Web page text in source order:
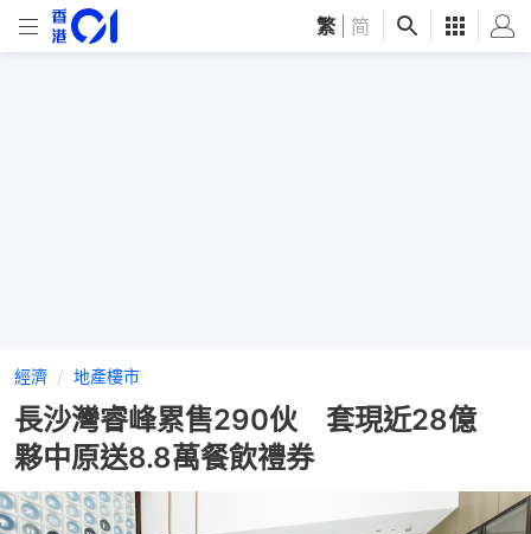
繁 简
經濟 地產樓市
長沙灣睿峰累售290伙 套現近28億
夥中原送8.8萬餐飲禮券